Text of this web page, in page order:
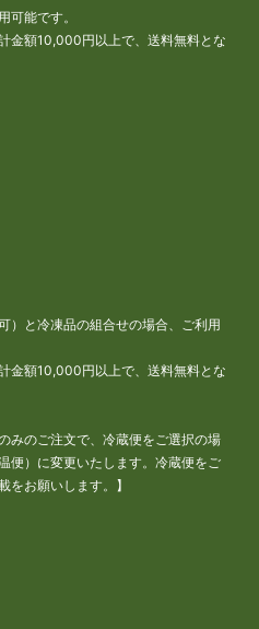
可能です。
金額10,000円以上で、送料無料とな
）と冷凍品の組合せの場合、ご利用
金額10,000円以上で、送料無料とな
みのご注文で、冷蔵便をご選択の場
便）に変更いたします。冷蔵便をご
をお願いします。】